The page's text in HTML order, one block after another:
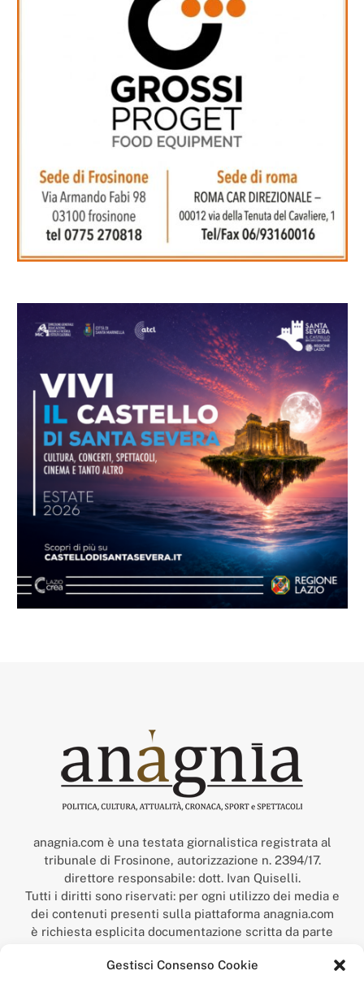
Gestisci Consenso Cookie
anagnia.com è una testata giornalistica registrata al
tribunale di Frosinone, autorizzazione n. 2394/17.
direttore responsabile: dott. Ivan Quiselli.
Tutti i diritti sono riservati: per ogni utilizzo dei media e
dei contenuti presenti sulla piattaforma anagnia.com
è richiesta esplicita documentazione scritta da parte
“Anagnia” è un marchio registrato presso l’Ufficio Italiano